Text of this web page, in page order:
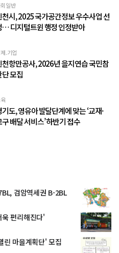
일반
천시, 2025 국가공간정보 우수사업 선
… 디지털트윈 행정 인정받아
.기업
천항만공사, 2026년 을지연습 국민참
모집
기도, 영유아 발달단계에 맞는 ‘교재·
배달 서비스’ 하반기 접수
검암역세권 B-2BL
편리해진다'
린 마을계획단' 모집